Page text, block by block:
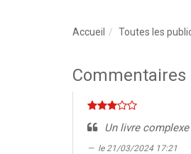
Accueil Toutes les
Commentaires
Un livre
le 21/03/2024 17:21